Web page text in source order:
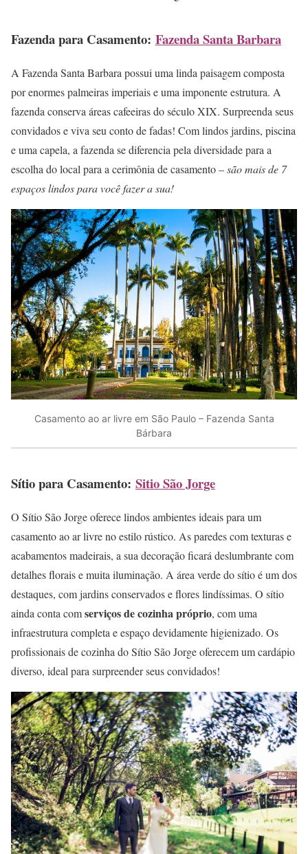
Fazenda para Casamento: Fazenda Santa Barbara
A Fazenda Santa Barbara possui uma linda paisagem composta
por enormes palmeiras imperiais e uma imponente estrutura. A
fazenda conserva áreas cafeeiras do século XIX. Surpreenda seus
convidados e viva seu conto de fadas! Com lindos jardins, piscina
e uma capela, a fazenda se diferencia pela diversidade para a
escolha do local para a cerimônia de casamento –são mais de 7
espaços lindos para você fazer a sua!
Casamento ao ar livre em São Paulo – Fazenda Santa
Bárbara
Sítio para Casamento: Sitio São Jorge
O Sítio São Jorge oferece lindos ambientes ideais para um
casamento ao ar livre no estilo rústico. As paredes com texturas e
acabamentos madeirais, a sua decoração ficará deslumbrante com
detalhes florais e muita iluminação. A área verde do sítio é um dos
destaques, com jardins conservados e flores lindíssimas. O sítio
ainda conta comserviços de cozinha próprio, com uma
infraestrutura completa e espaço devidamente higienizado. Os
profissionais de cozinha do Sítio São Jorge oferecem um cardápio
diverso, ideal para surpreender seus convidados!